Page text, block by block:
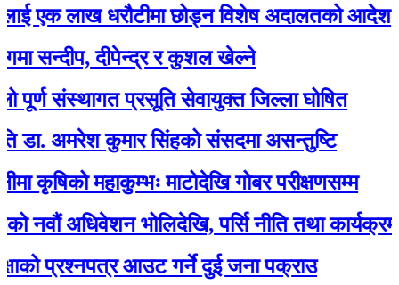
लाख धरौटीमा छोड्न विशेष अदालतको आदेश
दीपेन्द्र र कुशल खेल्ने
संस्थागत प्रसूति सेवायुक्त जिल्ला घोषित
कुमार सिंहको संसदमा असन्तुष्टि
महाकुम्भः माटोदेखि गोबर परीक्षणसम्म
अधिवेशन भोलिदेखि, पर्सि नीति तथा कार्यक्रम
प्रश्नपत्र आउट गर्ने दुई जना पक्राउ